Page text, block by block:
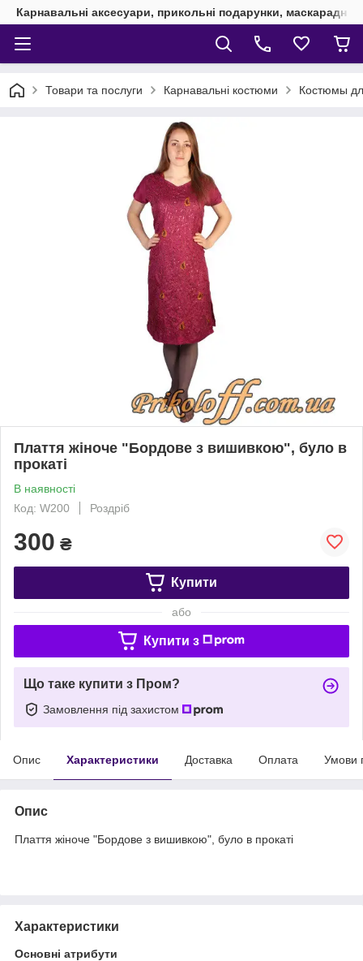
Карнавальні аксесуари, прикольні подарунки, маскарадні
Товари та послуги Карнавальні костюми Костюмы
Плаття жіноче "Бордове з вишивкою", було в
прокаті
В наявності
Код: W200
Роздріб
300 ₴
Купити
або
Купити з
Що таке купити з Пром?
Замовлення під захистом
Опис Характеристики Доставка Оплата Умови
Опис
Плаття жіноче "Бордове з вишивкою", було в прокаті
Характеристики
Основні атрибути